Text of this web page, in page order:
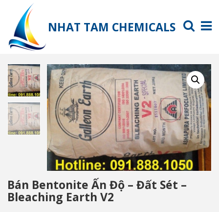
NHAT TAM CHEMICALS
Bán Bentonite Ấn Độ – Đất Sét –
Bleaching Earth V2